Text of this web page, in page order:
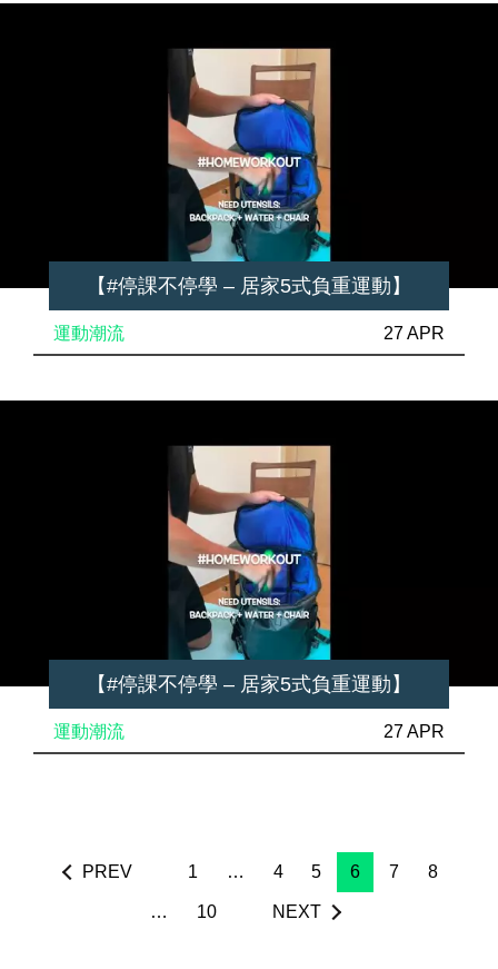
【#停課不停學 – 居家5式負重運動】
運動潮流 27 APR
【#停課不停學 – 居家5式負重運動】
運動潮流 27 APR
PREV 1 … 4 5 6 7 8
… 10 NEXT